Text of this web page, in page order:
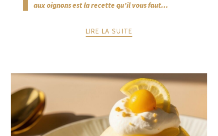
aux oignons est la recette qu’il vous faut...
LIRE LA SUITE